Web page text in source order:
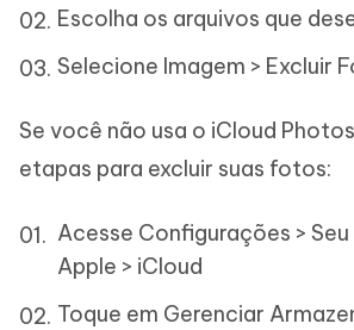
Escolha os arquivos que
Selecione Imagem > Excluir
Se você não usa o iCloud
etapas para excluir suas fotos:
Acesse Configurações > Seu
Apple > iCloud
Toque em Gerenciar